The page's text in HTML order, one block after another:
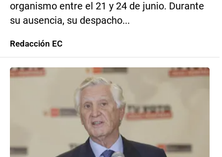
organismo entre el 21 y 24 de junio. Durante
su ausencia, su despacho...
Redacción EC